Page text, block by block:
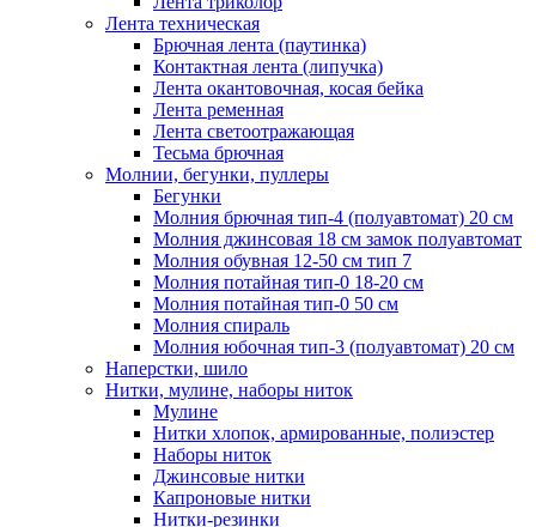
Лента техническая
Брючная лента (паутинка)
Контактная лента (липучка)
Лента окантовочная, косая бейка
Лента ременная
Лента светоотражающая
Тесьма брючная
Молнии, бегунки, пуллеры
Бегунки
Молния брючная тип-4 (полуавтомат) 20 см
Молния джинсовая 18 см замок полуавтомат
Молния обувная 12-50 см тип 7
Молния потайная тип-0 18-20 см
Молния потайная тип-0 50 см
Молния спираль
Молния юбочная тип-3 (полуавтомат) 20 см
Наперстки, шило
Нитки, мулине, наборы ниток
Мулине
Нитки хлопок, армированные, полиэстер
Наборы ниток
Джинсовые нитки
Капроновые нитки
Нитки-резинки